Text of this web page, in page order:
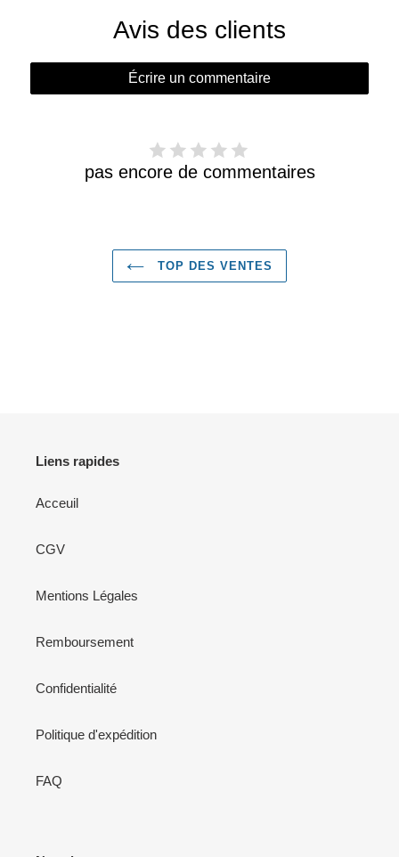
Avis des clients
Écrire un commentaire
pas encore de commentaires
TOP DES VENTES
Liens rapides
Acceuil
CGV
Mentions Légales
Remboursement
Confidentialité
Politique d'expédition
FAQ